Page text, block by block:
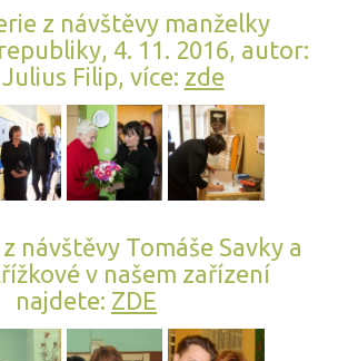
z návštěvy manželky
4. 11. 2016, autor:
Filip, více: zde
návštěvy Tomáše Savky a
v našem zařízení
najdete: ZDE